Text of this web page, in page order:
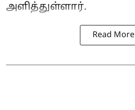
அளித்துள்ளார்.
Read More